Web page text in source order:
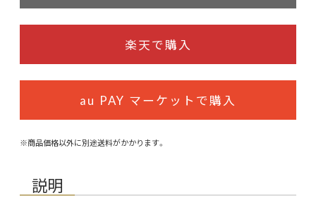
楽天で購入
au PAY マーケットで購入
※商品価格以外に別途送料がかかります。
説明